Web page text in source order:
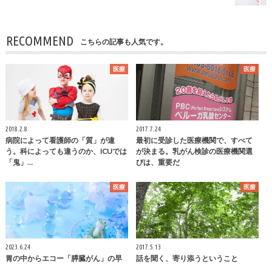
RECOMMEND こちらの記事も人気です。
医療
2018.2.8
病院によって看護師の「質」が違
う。科によっても違うのか、ICUでは
「鬼」…
医療
2017.7.24
最初に受診した医療機関で、すべて
が決まる。乳がん検診の医療機関選
びは、重要だ
医療
2023.6.24
胃の中からエコー「膵臓がん」の早
医療
2017.5.13
話を聞く、寄り添うということ